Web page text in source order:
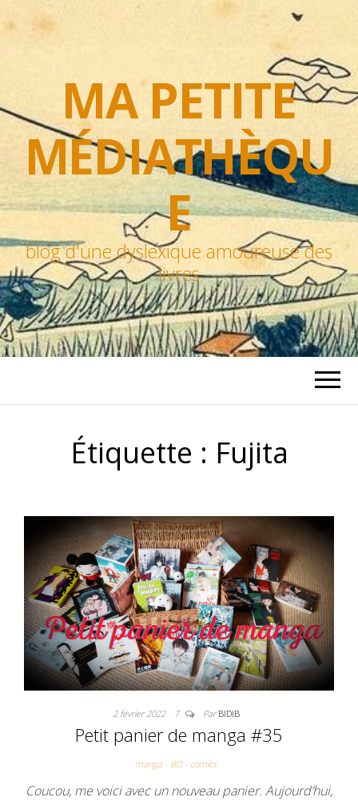
MA PETITE
MÉDIATHÈQU
E
blog d'une dyslexique amoureuse des
livres
Étiquette : Fujita
2 février 2022 7 ParBIDIB
Petit panier de manga #35
manga - BD - comics
Coucou, me voici avec un nouveau panier. Aujourd’hui,